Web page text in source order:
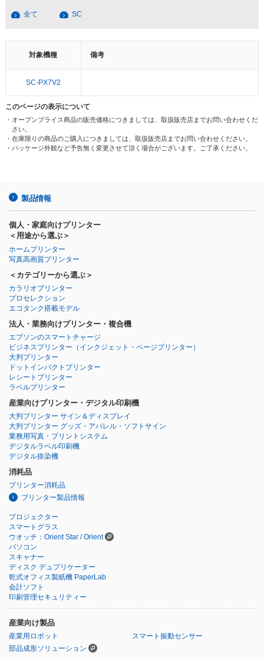
全て SC
対象機種 備考
SC-PX7V2
このページの表示について
・オープンプライス商品の販売価格につきましては、取扱販売店までお問い合わせくだ
さい。
・在庫限りの商品のご購入につきましては、取扱販売店までお問い合わせください。
・パッケージ外観など予告無く変更させて頂く場合がございます。ご了承ください。
製品情報
個人・家庭向けプリンター
＜用途から選ぶ＞
ホームプリンター
写真高画質プリンター
＜カテゴリーから選ぶ＞
カラリオプリンター
プロセレクション
エコタンク搭載モデル
法人・業務向けプリンター・複合機
エプソンのスマートチャージ
ビジネスプリンター （インクジェット・ページプリンター）
大判プリンター
ドットインパクトプリンター
レシートプリンター
ラベルプリンター
産業向けプリンター・デジタル印刷機
大判プリンター サイン＆ディスプレイ
大判プリンター グッズ・アパレル・ソフトサイン
業務用写真・プリントシステム
デジタルラベル印刷機
デジタル捺染機
消耗品
プリンター消耗品
プリンター製品情報
プロジェクター
スマートグラス
ウオッチ：Orient Star / Orient
パソコン
スキャナー
ディスク デュプリケーター
乾式オフィス製紙機 PaperLab
会計ソフト
印刷管理セキュリティー
産業向け製品
産業用ロボット
スマート振動センサー
部品成形ソリューション